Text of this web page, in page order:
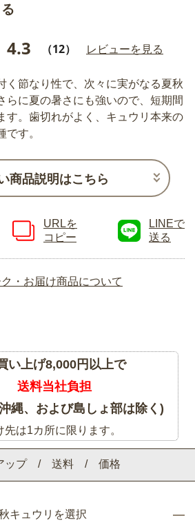
4.3 （12） レビューを見る
ップ / 送料 / 価格
キュウリを選択
く節なり性で、次々に実がなる夏秋
らに夏の暑さにも強いので、短期間
す。歯切れがよく、キュウリ本来の
です。
商品説明はこちら
URLを
コピー
LINEで
送る
・お届け商品について
い上げ8,000円以上で
送料当社負担
縄、および島しょ部は除く)
は1カ所に限ります。